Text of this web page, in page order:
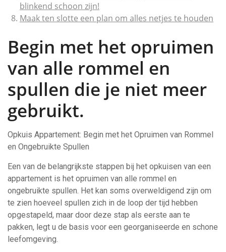
blinkend schoon zijn!
Maak ten slotte een plan om alles netjes te houden
Begin met het opruimen
van alle rommel en
spullen die je niet meer
gebruikt.
Opkuis Appartement: Begin met het Opruimen van Rommel
en Ongebruikte Spullen
Een van de belangrijkste stappen bij het opkuisen van een
appartement is het opruimen van alle rommel en
ongebruikte spullen. Het kan soms overweldigend zijn om
te zien hoeveel spullen zich in de loop der tijd hebben
opgestapeld, maar door deze stap als eerste aan te
pakken, legt u de basis voor een georganiseerde en schone
leefomgeving.